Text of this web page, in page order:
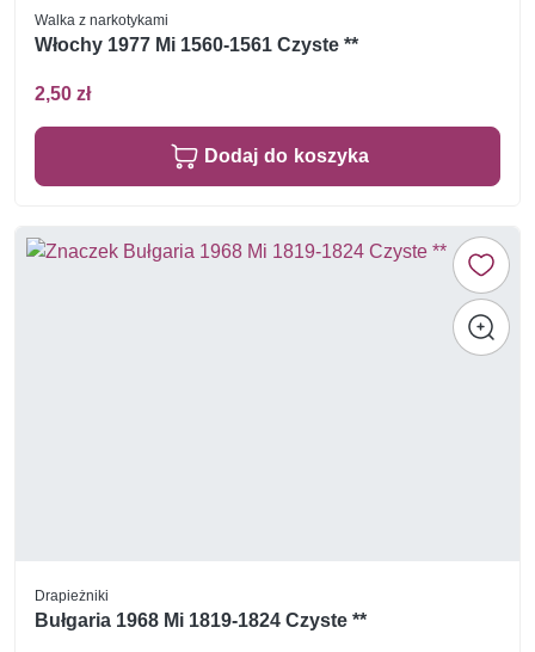
Walka z narkotykami
Włochy 1977 Mi 1560-1561 Czyste **
2,50 zł
Dodaj do koszyka
Drapieżniki
Bułgaria 1968 Mi 1819-1824 Czyste **